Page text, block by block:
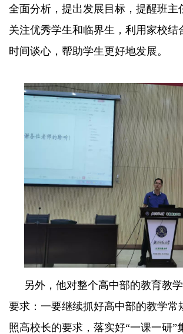
全面分析，提出发展目标，提醒班主
关注优秀学生和临界生，利用家校结
时间谈心，帮助学生更好地发展。
另外，他对整个高中部的教育教
要求：一要继续抓好高中部的教学常
照高校长的要求，落实好“一课一研”